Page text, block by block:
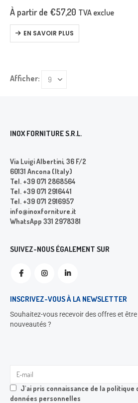
À partir de €57,20 TVA exclue
EN SAVOIR PLUS
Afficher:
INOX FORNITURE S.R.L.
Via Luigi Albertini, 36 F/2
60131 Ancona (Italy)
Tel. +39 071 2868564
Tel. +39 071 2916441
Tel. +39 071 2916957
info@inoxforniture.it
WhatsApp 331 2978381
SUIVEZ-NOUS ÉGALEMENT SUR
INSCRIVEZ-VOUS À LA NEWSLETTER
Souhaitez-vous recevoir des offres et
nouveautés ?
J'ai pris connaissance de la politique
données personnelles